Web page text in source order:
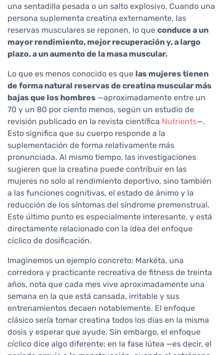
una sentadilla pesada o un salto explosivo. Cuando una
persona suplementa creatina externamente, las
reservas musculares se reponen, lo que conduce a un
mayor rendimiento, mejor recuperación y, a largo
plazo, a un aumento de la masa muscular.
Lo que es menos conocido es que las mujeres tienen
de forma natural reservas de creatina muscular más
bajas que los hombres —aproximadamente entre un
70 y un 80 por ciento menos, según un estudio de
revisión publicado en la revista científica Nutrients—.
Esto significa que su cuerpo responde a la
suplementación de forma relativamente más
pronunciada. Al mismo tiempo, las investigaciones
sugieren que la creatina puede contribuir en las
mujeres no solo al rendimiento deportivo, sino también
a las funciones cognitivas, el estado de ánimo y la
reducción de los síntomas del síndrome premenstrual.
Este último punto es especialmente interesante, y está
directamente relacionado con la idea del enfoque
cíclico de dosificación.
Imaginemos un ejemplo concreto: Markéta, una
corredora y practicante recreativa de fitness de treinta
años, nota que cada mes vive aproximadamente una
semana en la que está cansada, irritable y sus
entrenamientos decaen notablemente. El enfoque
clásico sería tomar creatina todos los días en la misma
dosis y esperar que ayude. Sin embargo, el enfoque
cíclico dice algo diferente: en la fase lútea —es decir, el